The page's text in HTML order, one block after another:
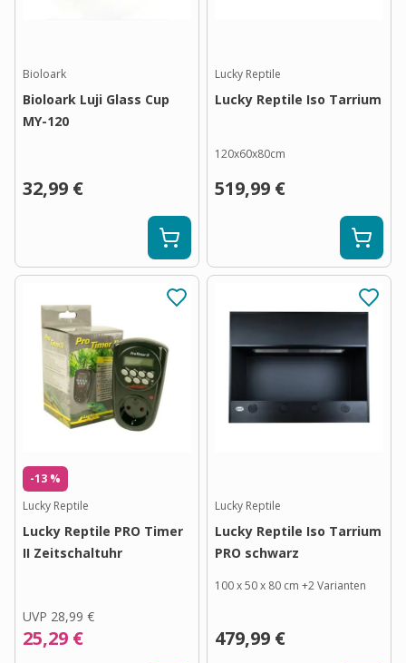
Bioloark
Bioloark Luji Glass Cup
MY-120
32,99 €
Lucky Reptile
Lucky Reptile Iso Tarrium
120x60x80cm
519,99 €
-13 %
Lucky Reptile
Lucky Reptile PRO Timer
II Zeitschaltuhr
UVP 28,99 €
25,29 €
Lucky Reptile
Lucky Reptile Iso Tarrium
PRO schwarz
100 x 50 x 80 cm +2Varianten
479,99 €